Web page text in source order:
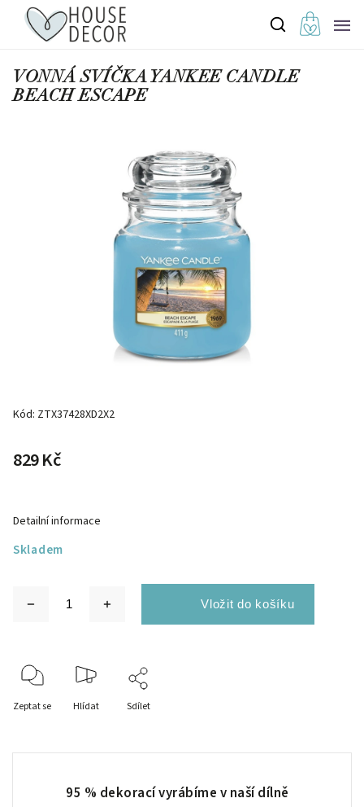
VONNÁ SVÍČKA YANKEE CANDLE
BEACH ESCAPE
Kód: ZTX37428XD2X2
829 Kč
Skladem
Detailní informace
Zeptat se Hlídat Sdílet
95 % dekorací vyrábíme v naší dílně